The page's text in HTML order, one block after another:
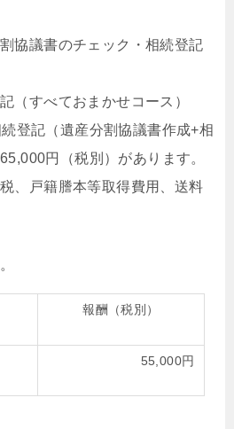
協議書のチェック・相続登記
（すべておまかせコース）
登記（遺産分割協議書作成+相
円（税別）があります。
、戸籍謄本等取得費用、送料
報酬（税別）
55,000円